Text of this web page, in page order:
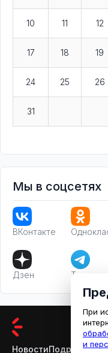
10 11 12
17 18 19
24 25 26
31
Мы в соцсетях
ВКонтакте
Дзен Телеграм
НовостиПодробности
При
и